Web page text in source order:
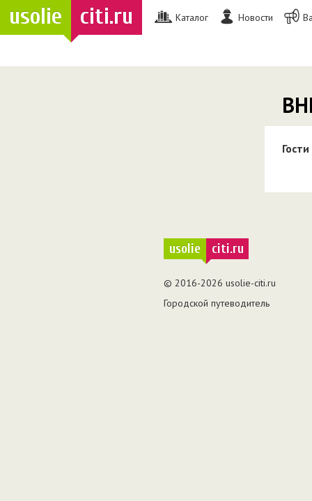
usolie citi.ru Каталог Новости
Гости
usolie citi.ru
© 2016-2026 usolie-citi.ru
Городской путеводитель